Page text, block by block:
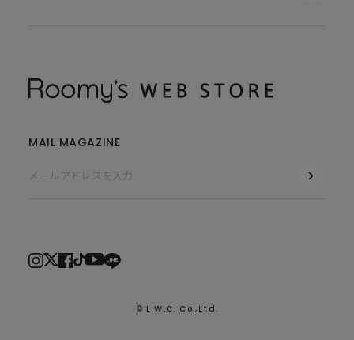
MAIL MAGAZINE
© L.W.C. Co.,Ltd.